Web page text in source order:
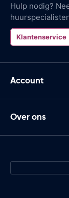
Hulp nodig?
Klantenservice
Account
Over ons